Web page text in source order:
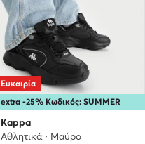
extra -25% Κωδικός: SUMMER
Ευκαιρία
Kappa
Αθλητικά · Μαύρο